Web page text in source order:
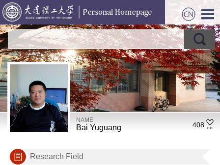
NAME
Bai Yuguang 408
Research Field